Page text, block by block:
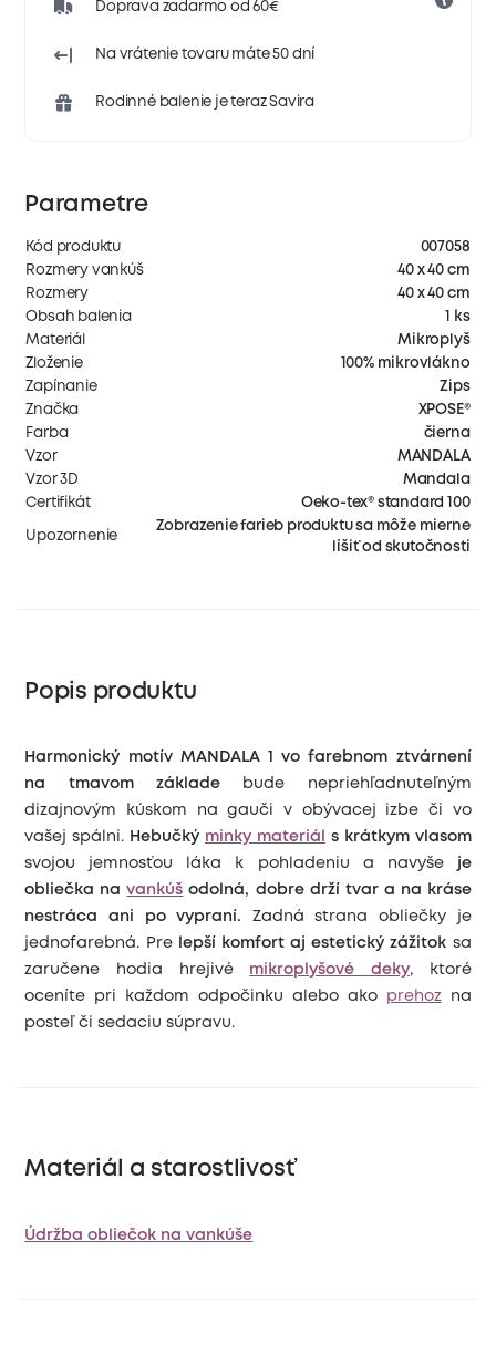
Doprava zadarmo od 60€
Na vrátenie tovaru máte 50 dní
Rodinné balenie je teraz Savira
Parametre
Kód produktu
007058
Rozmery vankúš
40 x 40 cm
Rozmery
40 x 40 cm
Obsah balenia
1 ks
Materiál
Mikroplyš
Zloženie
100% mikrovlákno
Zapínanie
Zips
Značka
XPOSE®
Farba
čierna
Vzor
MANDALA
Vzor 3D
Mandala
Certifikát
Oeko-tex® standard 100
Upozornenie
Zobrazenie farieb produktu sa môže mierne
líšiť od skutočnosti
Popis produktu
Harmonický motív MANDALA 1 vo farebnom ztvárnení
na tmavom základe bude nepriehľadnuteľným
dizajnovým kúskom na gauči v obývacej izbe či vo
vašej spálni.
Hebučký minky materiál
s krátkym vlasom
svojou jemnosťou láka k pohladeniu a navyše
je
obliečka navankúš odolná, dobre drží tvar a na kráse
nestráca ani po vypraní. Zadná strana obliečky je
jednofarebná. Prelepší komfort aj estetický zážitok sa
zaručene hodia hrejivé
mikroplyšové deky, ktoré
oceníte pri každom odpočinku alebo ako
prehozna
posteľ či sedaciu súpravu.
Materiál a starostlivosť
Údržba obliečok na vankúše